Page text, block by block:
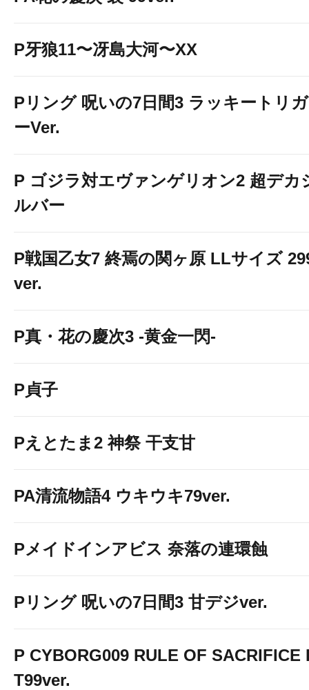
P牙狼11〜冴島大河〜XX
Pリング 呪いの7日間3 ラッキートリガ
ーVer.
P ゴジラ対エヴァンゲリオン2 超デカ
ルバー
P戦国乙女7 終焉の関ヶ原 LLサイズ
ver.
P真・花の慶次3 -黄金一閃-
P貞子
Pえとたま2 神祭 干支甘
PA清流物語4 ウキウキ79ver.
Pメイドインアビス 奈落の連環蝕
Pリング 呪いの7日間3 甘デジver.
P CYBORG009 RULE OF SACRIFICE
T99ver.